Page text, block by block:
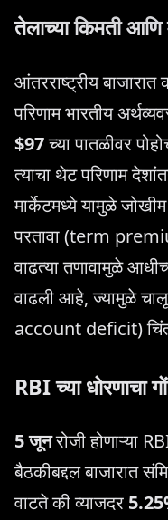
तेलाच्या किमती आणि
आंतरराष्ट्रीय बाजारात
परिणाम भारतीय
$97च्या पातळीवर
त्याचा थेट परिणाम
मार्केटमध्ये यामुळे
परतावा (term
वाढत्या तणावामुळे
वाढली आहे, ज्यामुळे
account deficit)
RBI च्या धोरणाचा
5 जूनरोजी होणाऱ्या
बैठकीबद्दल बाजारात
वाटते की व्याजदर